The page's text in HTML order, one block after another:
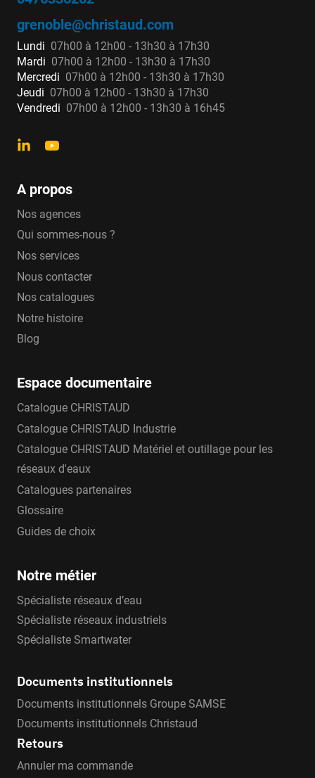
grenoble@christaud.com
Lundi 07h00 à 12h00 - 13h30 à 17h30
Mardi 07h00 à 12h00 - 13h30 à 17h30
Mercredi 07h00 à 12h00 - 13h30 à 17h30
Jeudi 07h00 à 12h00 - 13h30 à 17h30
Vendredi 07h00 à 12h00 - 13h30 à 16h45
A propos
Nos agences
Qui sommes-nous ?
Nos services
Nous contacter
Nos catalogues
Notre histoire
Blog
Espace documentaire
Catalogue CHRISTAUD
Catalogue CHRISTAUD Industrie
Catalogue CHRISTAUD Matériel et outillage pour les
réseaux d'eaux
Catalogues partenaires
Glossaire
Guides de choix
Notre métier
Spécialiste réseaux d’eau
Spécialiste réseaux industriels
Spécialiste Smartwater
Documents institutionnels
Documents institutionnels Groupe SAMSE
Documents institutionnels Christaud
Retours
Annuler ma commande